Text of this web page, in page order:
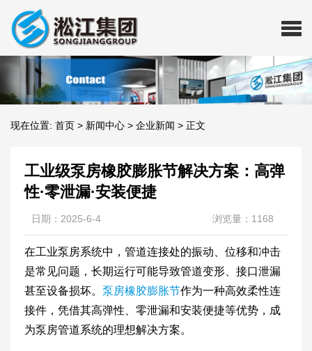
现在位置: 首页 > 新闻中心 > 企业新闻 > 正文
工业级泵房橡胶膨胀节解决方案：高弹
性·零泄漏·安装便捷
日期：2025-6-4 浏览量：1168
在工业泵房系统中，管道连接处的振动、位移和冲击
是常见问题，长期运行可能导致管道变形、接口泄漏
甚至设备损坏。 泵房橡胶膨胀节作为一种高效柔性连
接件，凭借其高弹性、零泄漏和安装便捷等优势，成
为泵房管道系统的理想解决方案。